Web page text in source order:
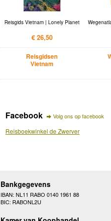
Reisgids Vietnam | Lonely Planet
€ 26,50
Reisgidsen
Vietnam
Facebook Volg ons op facebook
Reisboekwinkel de Zwerver
Bankgegevens
IBAN: NL11 RABO 0140 1961 88
BIC: RABONL2U